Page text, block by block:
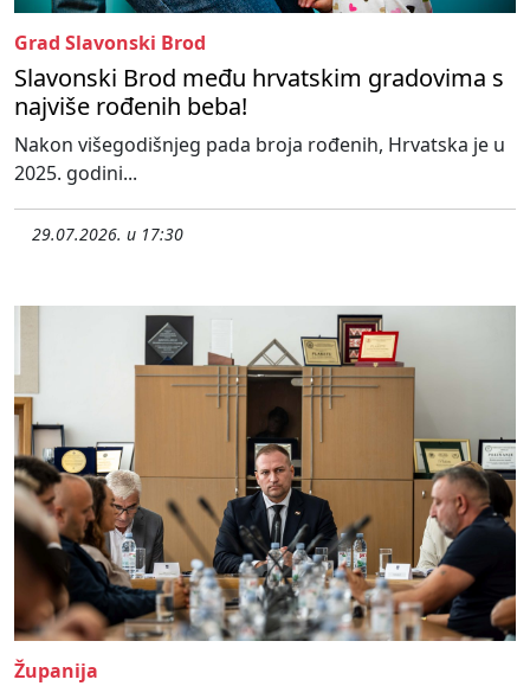
Grad Slavonski Brod
Slavonski Brod među hrvatskim gradovima s
najviše rođenih beba!
Nakon višegodišnjeg pada broja rođenih, Hrvatska je u
2025. godini...
29.07.2026. u 17:30
Županija